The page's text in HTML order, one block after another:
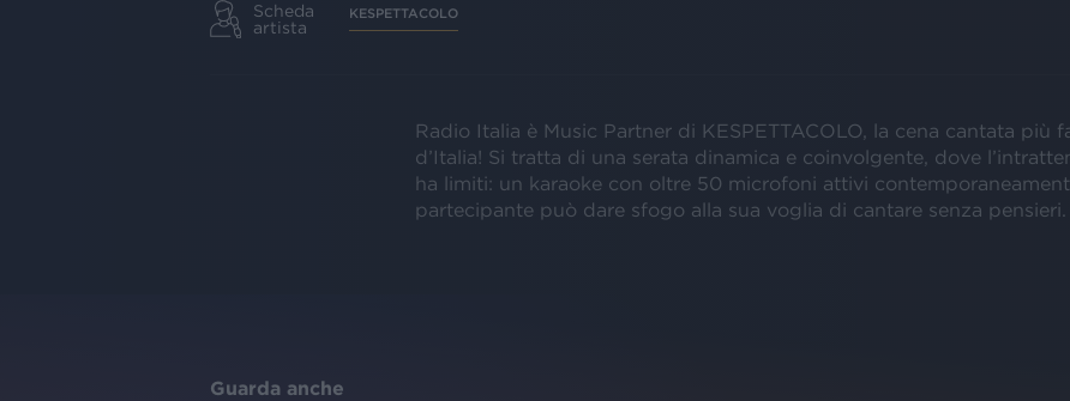
Scheda
artista
KESPETTACOLO
Radio Italia è Music Partner di KESPETTACOLO, la cena cantata più
d’Italia! Si tratta di una serata dinamica e coinvolgente, dove
ha limiti: un karaoke con oltre 50 microfoni attivi
partecipante può dare sfogo alla sua voglia di cantare senza pensieri.
Guarda anche